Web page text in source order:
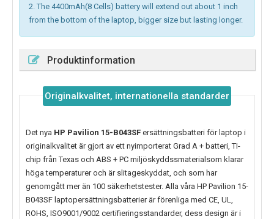
2. The 4400mAh(8 Cells) battery will extend out about 1 inch
from the bottom of the laptop, bigger size but lasting longer.
Produktinformation
Originalkvalitet, internationella standarder
Det nya HP Pavilion 15-B043SF ersättningsbatteri för laptop i
originalkvalitet är gjort av ett nyimporterat Grad A + batteri, TI-
chip från Texas och ABS + PC miljöskyddssmaterialsom klarar
höga temperaturer och är slitageskyddat, och som har
genomgått mer än 100 säkerhetstester. Alla våra HP Pavilion 15-
B043SF laptopersättningsbatterier är förenliga med CE, UL,
ROHS, ISO9001/9002 certifieringsstandarder, dess design är i